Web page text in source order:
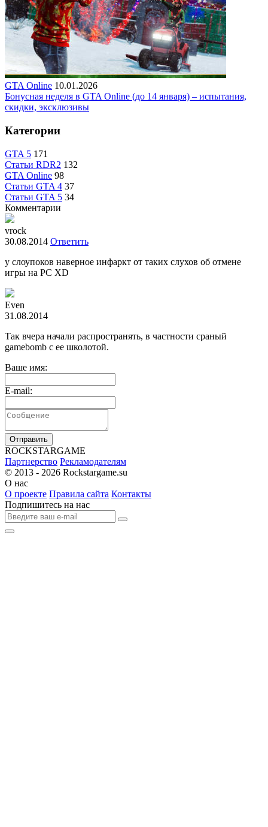
GTA Online 10.01.2026
Бонусная неделя в GTA Online (до 14 января) – испытания,
скидки, эксклюзивы
Категории
GTA 5 171
Статьи RDR2 132
GTA Online 98
Статьи GTA 4 37
Статьи GTA 5 34
Комментарии
vrock
30.08.2014 Ответить
у слоупоков наверное инфаркт от таких слухов об отмене
игры на PC XD
Even
31.08.2014
Так вчера начали распространять, в частности сраный
gamebomb c ее школотой.
Ваше имя:
E-mail:
Отправить
ROCKSTARGAME
Партнерство Рекламодателям
© 2013 - 2026 Rockstargame.su
О нас
О проекте Правила сайта Контакты
Подпишитесь на нас